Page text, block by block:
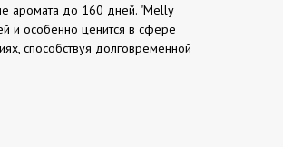
аромата до 160 дней. "Melly
и особенно ценится в сфере
способствуя долговременной